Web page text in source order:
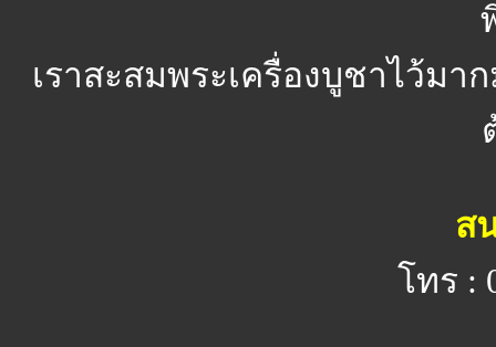
เราสะสมพระเครื่องบูชาไว้ม
ส
โทร :